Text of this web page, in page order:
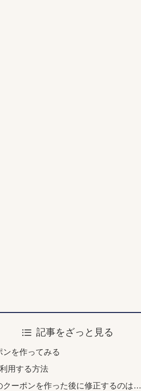
記事をざっと見る
ンを作ってみる
用する方法
クーポンを作った後に修正するのは…